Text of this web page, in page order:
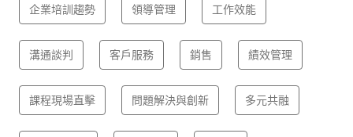
企業培訓趨勢 領導管理 工作效能
溝通談判 客戶服務 銷售 績效管理
課程現場直擊 問題解決與創新 多元共融